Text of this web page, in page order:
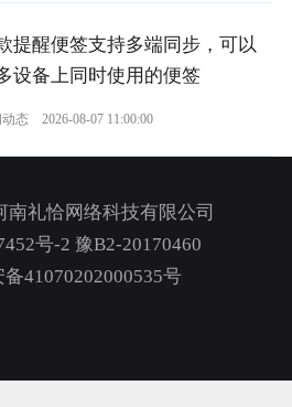
提醒便签支持多端同步，可以
设备上同时使用的便签
态 2026-08-07 11:00:00
礼恰网络科技有限公司
号-2 豫B2-20170460
41070202000535号